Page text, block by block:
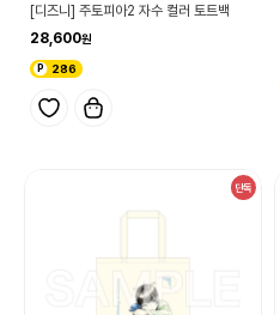
[디즈니] 주토피아2 자수 컬러 토트백
28,600
286
단독